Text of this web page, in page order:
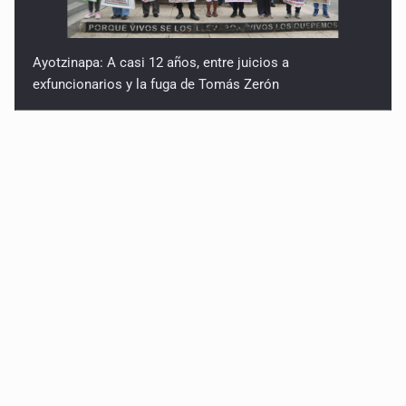
Ayotzinapa: A casi 12 años, entre juicios a
exfuncionarios y la fuga de Tomás Zerón